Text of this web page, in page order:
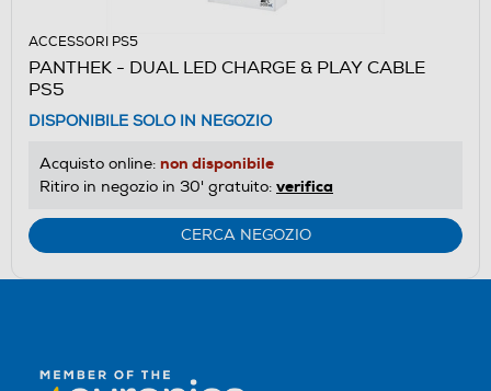
ACCESSORI PS5
PANTHEK - DUAL LED CHARGE & PLAY CABLE
PS5
DISPONIBILE SOLO IN NEGOZIO
Acquisto online: non disponibile
Ritiro in negozio in 30' gratuito: verifica
CERCA NEGOZIO